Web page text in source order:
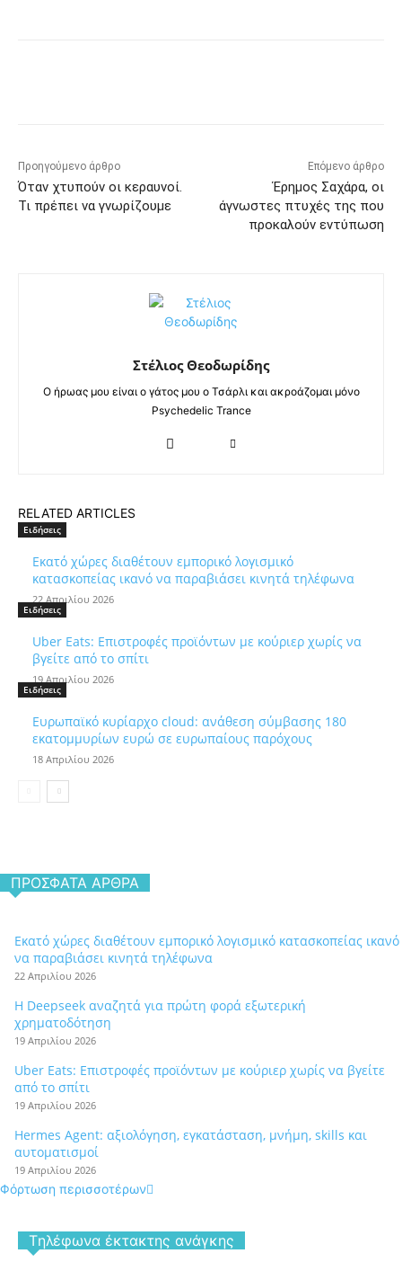
Προηγούμενο άρθρο
Όταν χτυπούν οι κεραυνοί.
Τι πρέπει να γνωρίζουμε
Επόμενο άρθρο
Έρημος Σαχάρα, οι
άγνωστες πτυχές της που
προκαλούν εντύπωση
Στέλιος Θεοδωρίδης
Ο ήρωας μου είναι ο γάτος μου ο Τσάρλι και ακροάζομαι μόνο
Psychedelic Trance
RELATED ARTICLES
Ειδήσεις
Εκατό χώρες διαθέτουν εμπορικό λογισμικό
κατασκοπείας ικανό να παραβιάσει κινητά τηλέφωνα
22 Απριλίου 2026
Ειδήσεις
Uber Eats: Επιστροφές προϊόντων με κούριερ χωρίς να
βγείτε από το σπίτι
19 Απριλίου 2026
Ειδήσεις
Ευρωπαϊκό κυρίαρχο cloud: ανάθεση σύμβασης 180
εκατομμυρίων ευρώ σε ευρωπαίους παρόχους
18 Απριλίου 2026
ΠΡΌΣΦΑΤΑ ΆΡΘΡΑ
Εκατό χώρες διαθέτουν εμπορικό λογισμικό κατασκοπείας ικανό
να παραβιάσει κινητά τηλέφωνα
22 Απριλίου 2026
Η Deepseek αναζητά για πρώτη φορά εξωτερική
χρηματοδότηση
19 Απριλίου 2026
Uber Eats: Επιστροφές προϊόντων με κούριερ χωρίς να βγείτε
από το σπίτι
19 Απριλίου 2026
Hermes Agent: αξιολόγηση, εγκατάσταση, μνήμη, skills και
αυτοματισμοί
19 Απριλίου 2026
Φόρτωση περισσοτέρων
Tηλέφωνα έκτακτης ανάγκης